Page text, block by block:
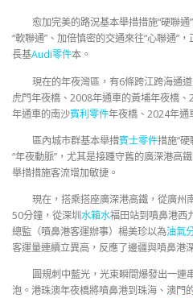
愈加完美的路況基本舉措措施“硬聯
“軟聯通”、加倍慎密的交通來往“心聯通”
長基Audi零件本。
現在的年夜灣區，有6條跨江跨海通
虎門年夜橋、2008年通車的黃埔年夜橋
年通車的南沙賓利零件年夜橋、2024年通
區內城市群基本舉措賓士零件措施“
“年夜動脈”，尤其是接踵守舊的廣深港高
舉措措施客流增加敏捷。
現在，搭乘搭座廣深港高鐵，從廣州
50分鐘，從深圳水箱水福田站到噴鼻港西
總監（噴鼻港客運辦事）楊美珍以為油氣
客運量連續立異高，反應了邊疆與噴鼻港
圓規刺中藍光，光束瞬間爆發出一連
泡。港珠澳年夜橋將噴鼻港到珠海、澳門